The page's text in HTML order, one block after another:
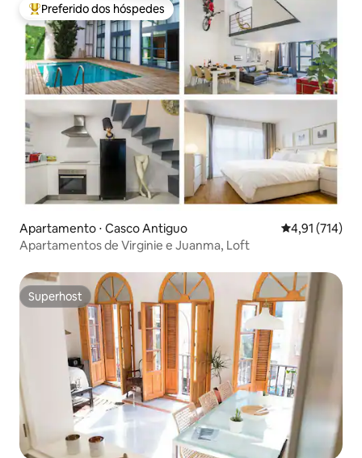
Entre os melhores preferidos dos hóspedes
Preferido dos hóspedes
Apartamento ⋅ Casco Antiguo 4,91 de uma
4,91 (714)
Apartamentos de Virginie e Juanma, Loft
Superhost
Superhost